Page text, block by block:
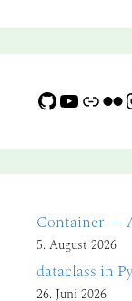
GitHub
Link
Container —
5. August 2026
dataclass in
26. Juni 2026